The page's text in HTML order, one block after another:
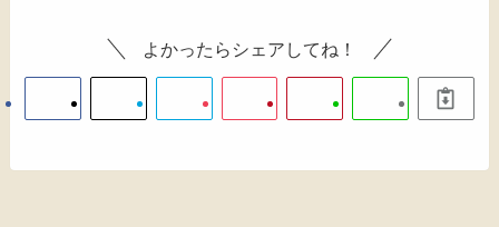
よかったらシェアしてね！